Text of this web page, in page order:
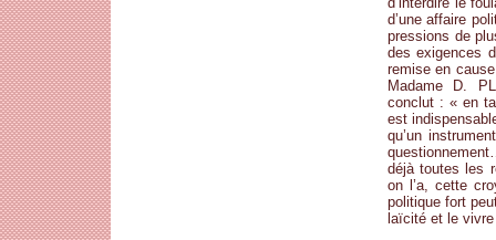
d’une affaire
pressions de
des exigences
remise en
Madame D.
conclut : « en
est
qu’un
déjà toutes les
on l’a, cette
politique fort
laïcité et le